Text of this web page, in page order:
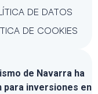
DE DATOS
DE COOKIES
de Navarra ha
para inversiones en